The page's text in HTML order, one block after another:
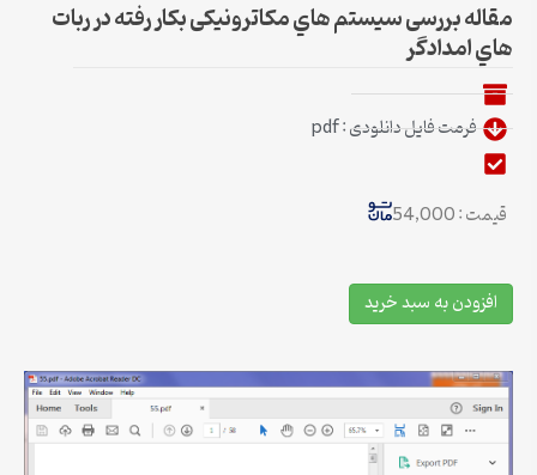
مقاله بررسی سیستم هاي مکاترونیکی بکار رفته در ربات
هاي امدادگر
فرمت فایل دانلودی : pdf
قیمت : 54,000
افزودن به سبد خرید